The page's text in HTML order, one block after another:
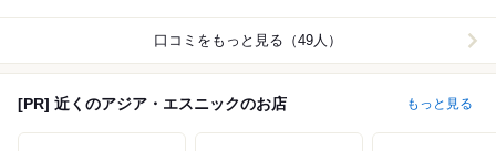
口コミをもっと見る（49人）
[PR] 近くのアジア・エスニックのお店 もっと見る